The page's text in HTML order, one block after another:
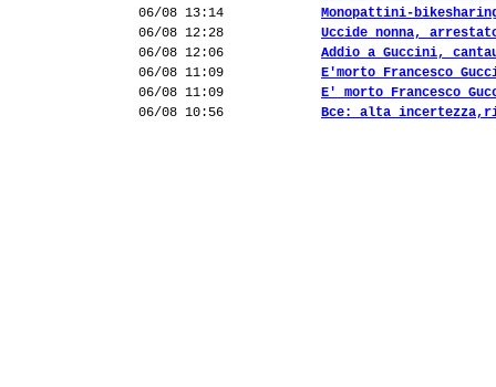
06/08 13:14
Monopattini-
06/08 12:28
Uccide nonna,
06/08 12:06
Addio a Guccini,
06/08 11:09
E'morto Francesco
06/08 11:09
E' morto Francesco
06/08 10:56
Bce: alta